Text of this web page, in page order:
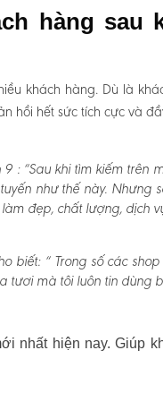
hàng sau
khách hàng. Dù là
hồi hết sức tích cực và
9 :“Sau khi tìm kiếm trên
như thế này. Nhưng
đẹp, chất lượng, dịch
biết:“ Trong số các
tươi mà tôi luôn tin
nhất hiện nay. Giúp